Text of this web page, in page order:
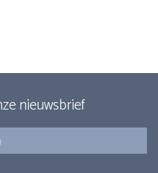
nieuwsbrief